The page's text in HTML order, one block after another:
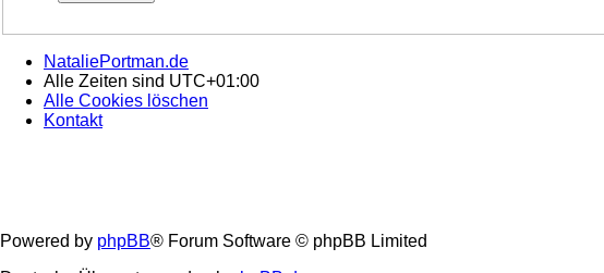
NataliePortman.de
Alle Zeiten sind UTC+01:00
Alle Cookies löschen
Kontakt
Powered by phpBB® Forum Software © phpBB Limited